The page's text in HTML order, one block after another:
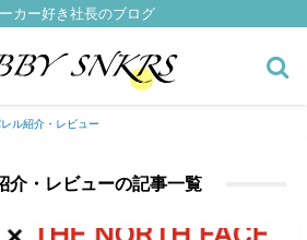
カー好き社長のブログ
レル紹介・レビュー
介・レビューの記事一覧